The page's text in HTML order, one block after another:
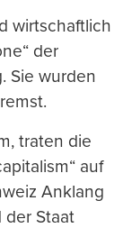
wirtschaftlich
der
Sie wurden
traten die
auf
Anklang
der Staat